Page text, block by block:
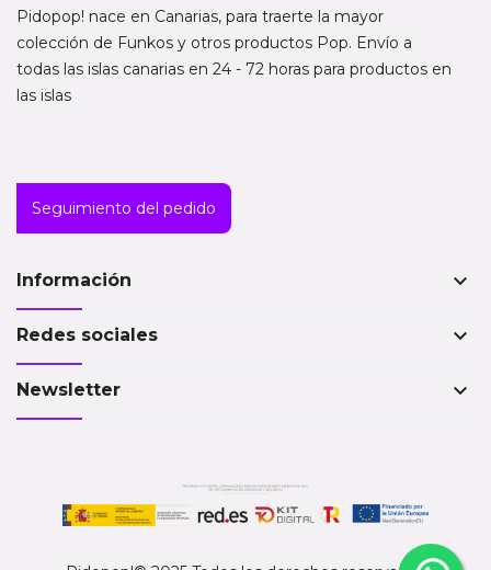
Pidopop! nace en Canarias, para traerte la mayor
colección de Funkos y otros productos Pop. Envío a
todas las islas canarias en 24 - 72 horas para productos en
las islas
Seguimiento del pedido
Información keyboard_arrow_down
Redes sociales keyboard_arrow_down
Newsletter keyboard_arrow_down